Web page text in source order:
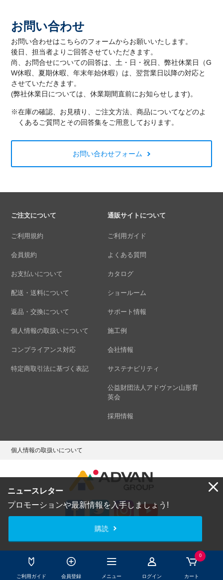
ご利用ガイド 会員登録 メニュー ログイン
0
カート
ニュースレター
プロモーションや最新情報を入手しましょう!
購読
お問い合わせ
お問い合わせはこちらのフォームからお願いいたします。
後日、担当者よりご回答させていただきます。
尚、お問合せについての回答は、土・日・祝日、弊社休業日（G
W休暇、夏期休暇、年末年始休暇）は、翌営業日以降の対応と
させていただきます。
(弊社休業日については、休業期間直前にお知らせします)。
※在庫の確認、お見積り、ご注文方法、商品についてなどのよ
くあるご質問とその回答集をご用意しております。
お問い合わせフォーム
ご注文について
ご利用規約
会員規約
お支払いについて
配送・送料について
返品・交換について
個人情報の取扱いについて
コンプライアンス対応
特定商取引法に基づく表記
通販サイトについて
ご利用ガイド
よくある質問
カタログ
ショールーム
サポート情報
施工例
会社情報
サステナビリティ
公益財団法人アドヴァン山形育
英会
採用情報
個人情報の取扱いについて